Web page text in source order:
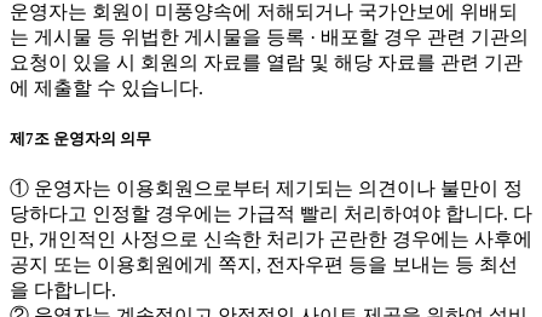
운영자는 회원이 미풍양속에 저해되거나 국가안보에 위배되
는 게시물 등 위법한 게시물을 등록 · 배포할 경우 관련 기관의
요청이 있을 시 회원의 자료를 열람 및 해당 자료를 관련 기관
에 제출할 수 있습니다.
제7조 운영자의 의무
① 운영자는 이용회원으로부터 제기되는 의견이나 불만이 정
당하다고 인정할 경우에는 가급적 빨리 처리하여야 합니다. 다
만, 개인적인 사정으로 신속한 처리가 곤란한 경우에는 사후에
공지 또는 이용회원에게 쪽지, 전자우편 등을 보내는 등 최선
을 다합니다.